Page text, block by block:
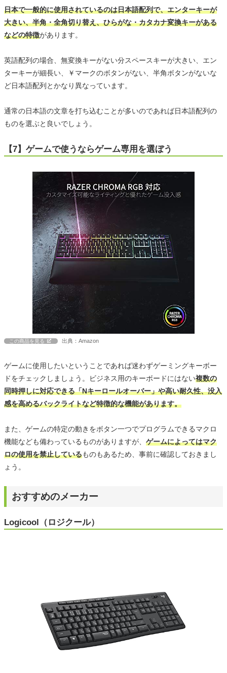
日本で一般的に使用されているのは日本語配列で、エンターキーが
大きい、半角・全角切り替え、ひらがな・カタカナ変換キーがある
などの特徴があります。
英語配列の場合、無変換キーがない分スペースキーが大きい、エン
ターキーが細長い、￥マークのボタンがない、半角ボタンがないな
ど日本語配列とかなり異なっています。
通常の日本語の文章を打ち込むことが多いのであれば日本語配列の
ものを選ぶと良いでしょう。
【7】ゲームで使うならゲーム専用を選ぼう
この商品を見る 出典：Amazon
ゲームに使用したいということであれば迷わずゲーミングキーボー
ドをチェックしましょう。ビジネス用のキーボードにはない複数の
同時押しに対応できる「Nキーロールオーバー」や高い耐久性、没入
感を高めるバックライトなど特徴的な機能があります。
また、ゲームの特定の動きをボタン一つでプログラムできるマクロ
機能なども備わっているものがありますが、 ゲームによってはマク
ロの使用を禁止しているものもあるため、事前に確認しておきまし
ょう。
おすすめのメーカー
Logicool（ロジクール）